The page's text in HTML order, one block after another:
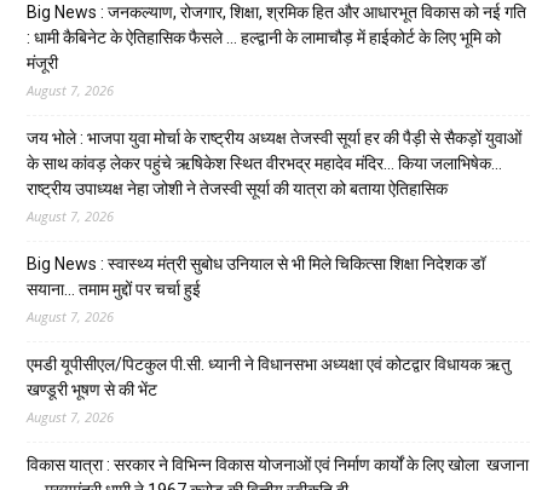
Big News : जनकल्याण, रोजगार, शिक्षा, श्रमिक हित और आधारभूत विकास को नई गति
: धामी कैबिनेट के ऐतिहासिक फैसले … हल्द्वानी के लामाचौड़ में हाईकोर्ट के लिए भूमि को
मंजूरी
August 7, 2026
जय भोले : भाजपा युवा मोर्चा के राष्ट्रीय अध्यक्ष तेजस्वी सूर्या हर की पैड़ी से सैकड़ों युवाओं
के साथ कांवड़ लेकर पहुंचे ऋषिकेश स्थित वीरभद्र महादेव मंदिर… किया जलाभिषेक…
राष्ट्रीय उपाध्यक्ष नेहा जोशी ने तेजस्वी सूर्या की यात्रा को बताया ऐतिहासिक
August 7, 2026
Big News : स्वास्थ्य मंत्री सुबोध उनियाल से भी मिले चिकित्सा शिक्षा निदेशक डॉ
सयाना… तमाम मुद्दों पर चर्चा हुई
August 7, 2026
एमडी यूपीसीएल/पिटकुल पी.सी. ध्यानी ने विधानसभा अध्यक्षा एवं कोटद्वार विधायक ऋतु
खण्डूरी भूषण से की भेंट
August 7, 2026
विकास यात्रा : सरकार ने विभिन्न विकास योजनाओं एवं निर्माण कार्यों के लिए खोला खजाना